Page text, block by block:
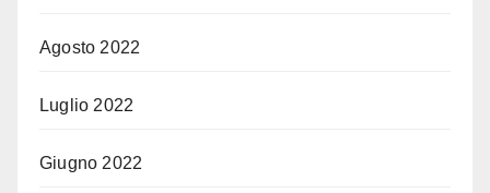
Agosto 2022
Luglio 2022
Giugno 2022